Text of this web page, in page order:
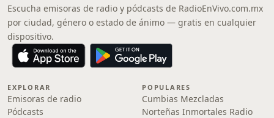
Escucha emisoras de radio y pódcasts de RadioEnVivo.com.mx
por ciudad, género o estado de ánimo — gratis en cualquier
dispositivo.
EXPLORAR
Emisoras de radio
Pódcasts
POPULARES
Cumbias Mezcladas
Norteñas Inmortales Radio